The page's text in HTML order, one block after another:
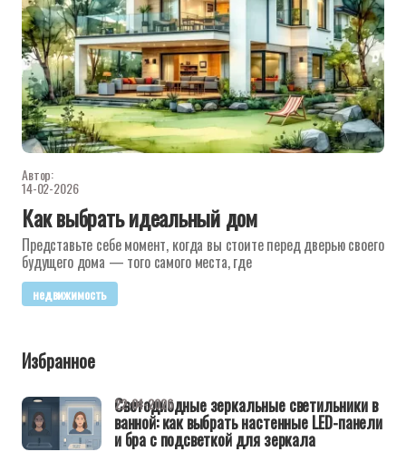
Автор:
14-02-2026
Как выбрать идеальный дом
Представьте себе момент, когда вы стоите перед дверью своего
будущего дома — того самого места, где
недвижимость
Избранное
Светодиодные зеркальные светильники в
ванной: как выбрать настенные LED-панели
и бра с подсветкой для зеркала
22-04-2026